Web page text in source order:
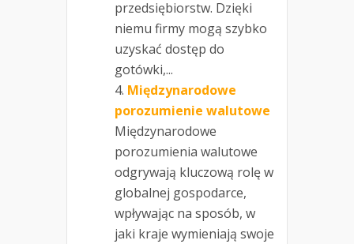
przedsiębiorstw. Dzięki
niemu firmy mogą szybko
uzyskać dostęp do
gotówki,...
Międzynarodowe
porozumienie walutowe
Międzynarodowe
porozumienia walutowe
odgrywają kluczową rolę w
globalnej gospodarce,
wpływając na sposób, w
jaki kraje wymieniają swoje